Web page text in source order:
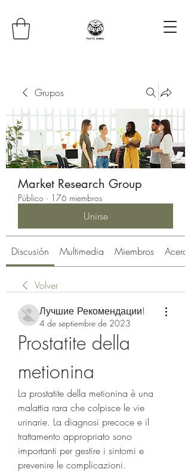
Grupos
Market Research Group
Público · 176 miembros
Unirse
Discusión Multimedia Miembros Acerca
Volver
Лучшие Рекомендации!
4 de septiembre de 2023
Prostatite della
metionina
La prostatite della metionina è una
malattia rara che colpisce le vie
urinarie. La diagnosi precoce e il
trattamento appropriato sono
importanti per gestire i sintomi e
prevenire le complicazioni.